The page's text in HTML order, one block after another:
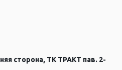
сторона, ТК ТРАКТ пав. 2-